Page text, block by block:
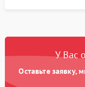
У Вас
Оставьте заявку,